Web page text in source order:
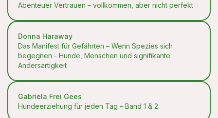
Abenteuer Vertrauen – vollkommen, aber nicht perfekt
Donna Haraway
Das Manifest für Gefährten – Wenn Spezies sich
begegnen - Hunde, Menschen und signifikante
Andersartigkeit
Gabriela Frei Gees
Hundeerziehung für jeden Tag – Band 1 & 2